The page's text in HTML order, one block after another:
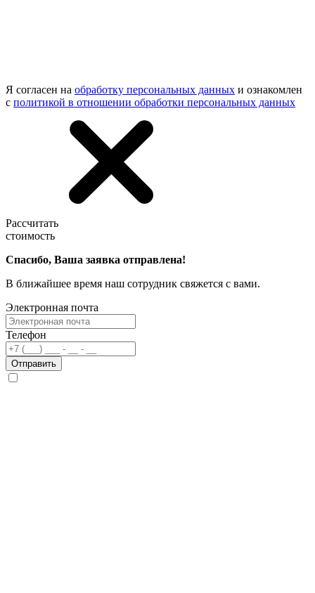
Я согласен на обработку персональных данных и ознакомлен
с политикой в отношении обработки персональных данных
Рассчитать
стоимость
Спасибо, Ваша заявка отправлена!
В ближайшее время наш сотрудник свяжется с вами.
Электронная почта
Телефон
Отправить